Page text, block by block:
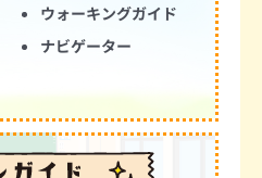
ウォーキングガイド
ナビゲーター